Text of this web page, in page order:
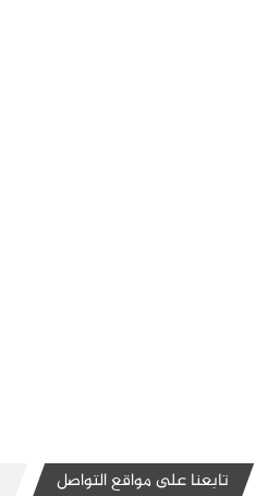
تابعنا على مواقع التواصل